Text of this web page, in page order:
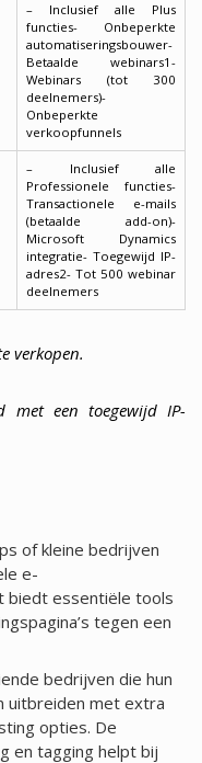
– Inclusief alle Plus
functies- Onbeperkte
automatiseringsbouwer-
Betaalde webinars1-
Webinars (tot 300
deelnemers)-
Onbeperkte
verkoopfunnels
– Inclusief alle
Professionele functies-
Transactionele e-mails
(betaalde add-on)-
Microsoft Dynamics
integratie- Toegewijd IP-
adres2- Tot 500 webinar
deelnemers
verkopen.
met een toegewijd IP-
of kleine bedrijven
e-
biedt essentiële tools
tegen een
bedrijven die hun
uitbreiden met extra
opties. De
en tagging helpt bij